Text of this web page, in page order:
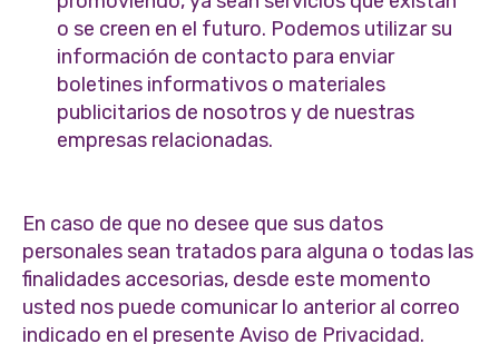
o se creen en el futuro. Podemos utilizar su
información de contacto para enviar
boletines informativos o materiales
publicitarios de nosotros y de nuestras
empresas relacionadas.
En caso de que no desee que sus datos
personales sean tratados para alguna o todas las
finalidades accesorias, desde este momento
usted nos puede comunicar lo anterior al correo
indicado en el presente Aviso de Privacidad.